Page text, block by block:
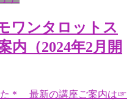
ワンタロットス
内（2024年2月開
た＊ 最新の講座ご案内は☞